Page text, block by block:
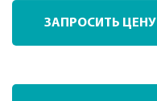
ЗАПРОСИТЬ ЦЕНУ